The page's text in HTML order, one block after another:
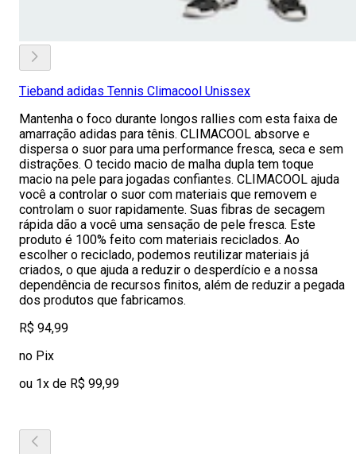
Tieband adidas Tennis Climacool Unissex
Mantenha o foco durante longos rallies com esta faixa de
amarração adidas para tênis. CLIMACOOL absorve e
dispersa o suor para uma performance fresca, seca e sem
distrações. O tecido macio de malha dupla tem toque
macio na pele para jogadas confiantes. CLIMACOOL ajuda
você a controlar o suor com materiais que removem e
controlam o suor rapidamente. Suas fibras de secagem
rápida dão a você uma sensação de pele fresca. Este
produto é 100% feito com materiais reciclados. Ao
escolher o reciclado, podemos reutilizar materiais já
criados, o que ajuda a reduzir o desperdício e a nossa
dependência de recursos finitos, além de reduzir a pegada
dos produtos que fabricamos.
R$ 94,99
no Pix
ou 1x de R$ 99,99